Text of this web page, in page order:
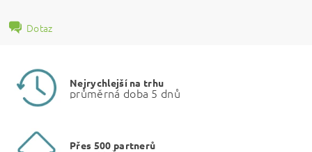
Dotaz
Nejrychlejší na trhu
průměrná doba 5 dnů
Přes 500 partnerů